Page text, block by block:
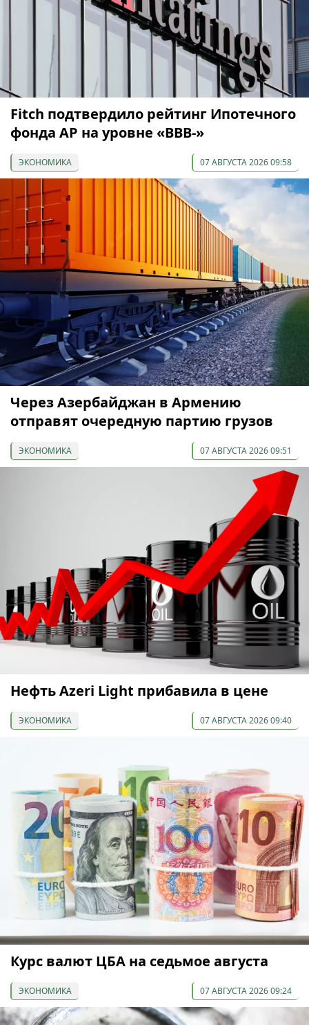
Fitch подтвердило рейтинг Ипотечного
фонда АР на уровне «BBB-»
ЭКОНОМИКА 07 АВГУСТА 2026 09:58
Через Азербайджан в Армению
отправят очередную партию грузов
ЭКОНОМИКА 07 АВГУСТА 2026 09:51
Нефть Azeri Light прибавила в цене
ЭКОНОМИКА 07 АВГУСТА 2026 09:40
Курс валют ЦБА на седьмое августа
ЭКОНОМИКА 07 АВГУСТА 2026 09:24